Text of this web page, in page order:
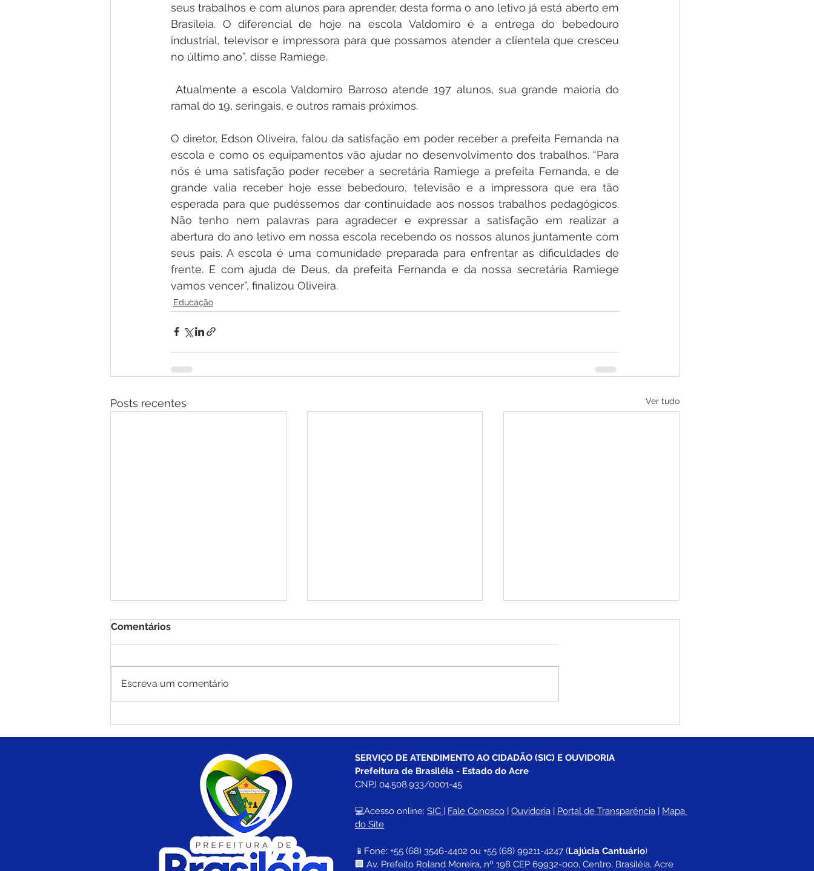
seus trabalhos e com alunos para aprender, desta forma o ano letivo já está aberto em
Brasileia. O diferencial de hoje na escola Valdomiro é a entrega do bebedouro
industrial, televisor e impressora para que possamos atender a clientela que cresceu
no último ano”, disse Ramiege.
Atualmente a escola Valdomiro Barroso atende 197 alunos, sua grande maioria do
ramal do 19, seringais, e outros ramais próximos.
O diretor, Edson Oliveira, falou da satisfação em poder receber a prefeita Fernanda na
escola e como os equipamentos vão ajudar no desenvolvimento dos trabalhos. “Para
nós é uma satisfação poder receber a secretária Ramiege a prefeita Fernanda, e de
grande valia receber hoje esse bebedouro, televisão e a impressora que era tão
esperada para que pudéssemos dar continuidade aos nossos trabalhos pedagógicos.
Não tenho nem palavras para agradecer e expressar a satisfação em realizar a
abertura do ano letivo em nossa escola recebendo os nossos alunos juntamente com
seus pais. A escola é uma comunidade preparada para enfrentar as dificuldades de
frente. E com ajuda de Deus, da prefeita Fernanda e da nossa secretária Ramiege
vamos vencer”, finalizou Oliveira.
Educação
Posts recentes Ver tudo
Escolar para fortalecer a
qualidade da educação
Escola na zona rural de
Brasiléia
rede de ensino capacitada
Comentários
Escreva um comentário
SERVIÇO DE ATENDIMENTO AO CIDADÃO (SIC) E OUVIDORIA
Prefeitura de Brasiléia - Estado do Acre
CNPJ 04.508.933/0001-45
💻Acesso online: SIC | Fale Conosco | Ouvidoria | Portal de Transparência | Mapa
do Site
📱Fone: +55 (68) 3546-4402 ou +55 (68) 99211-4247 (Lajúcia Cantuário)
🏢 Av. Prefeito Roland Moreira, nº 198 CEP 69932-000, Centro, Brasiléia, Acre